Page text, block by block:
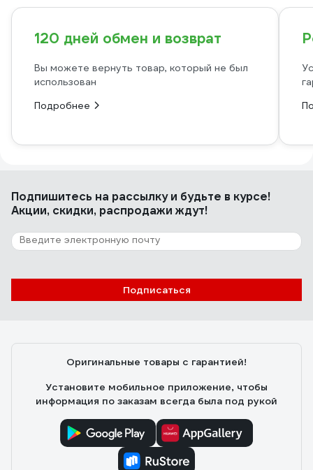
120 дней обмен и возврат
Вы можете вернуть товар, который не был
использован
Подробнее
Подпишитесь на рассылкуи будьте в курсе!
Акции, скидки, распродажи ждут!
Подписаться
Оригинальные товары с гарантией!
Установите мобильное приложение, чтобы
информация по заказам всегда была под рукой